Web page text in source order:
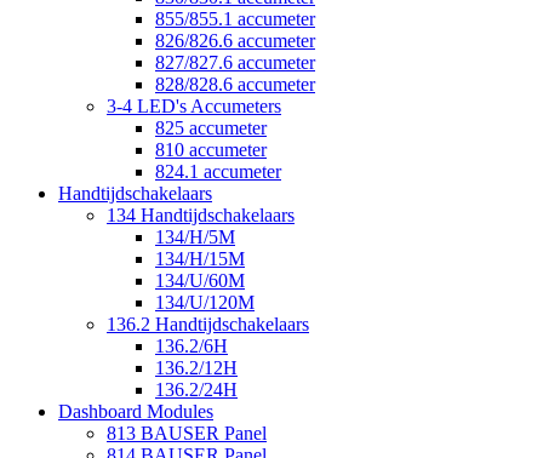
855/855.1 accumeter
826/826.6 accumeter
827/827.6 accumeter
828/828.6 accumeter
3-4 LED's Accumeters
825 accumeter
810 accumeter
824.1 accumeter
Handtijdschakelaars
134 Handtijdschakelaars
134/H/5M
134/H/15M
134/U/60M
134/U/120M
136.2 Handtijdschakelaars
136.2/6H
136.2/12H
136.2/24H
Dashboard Modules
813 BAUSER Panel